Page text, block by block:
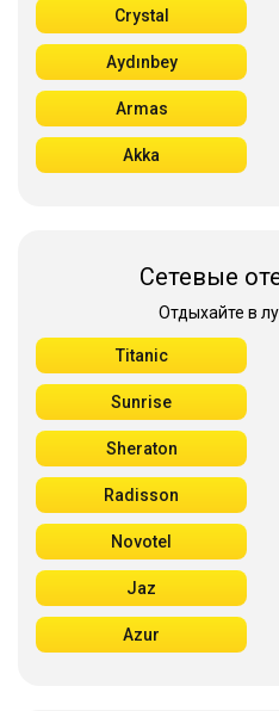
Crystal
Aydınbey
Armas
Akka
Сетевые
Отдыхайте в
Titanic
Sunrise
Sheraton
Radisson
Novotel
Jaz
Azur